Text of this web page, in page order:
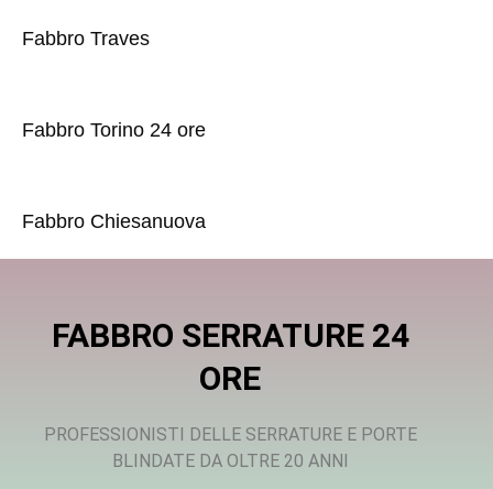
Fabbro Traves
Fabbro Torino 24 ore
Fabbro Chiesanuova
FABBRO SERRATURE 24
ORE
PROFESSIONISTI DELLE SERRATURE E PORTE
BLINDATE DA OLTRE 20 ANNI